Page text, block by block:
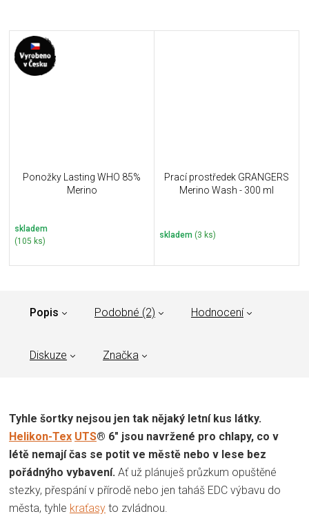
Ponožky Lasting WHO 85%
Merino
skladem
(105 ks)
Prací prostředek GRANGERS
Merino Wash - 300 ml
skladem (3 ks)
Popis Podobné (2) Hodnocení
Diskuze Značka
Tyhle šortky nejsou jen tak nějaký letní kus látky.
Helikon-Tex UTS® 6" jsou navržené pro chlapy, co v
létě nemají čas se potit ve městě nebo v lese bez
pořádnýho vybavení. Ať už plánuješ průzkum opuštěné
stezky, přespání v přírodě nebo jen taháš EDC výbavu do
města, tyhle kraťasy to zvládnou.